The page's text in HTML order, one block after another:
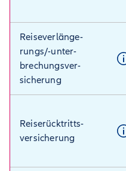
Reiseverlänge­
rungs/-unter­
brechungsver­
sicherung
Reiserücktritts­
versicherung